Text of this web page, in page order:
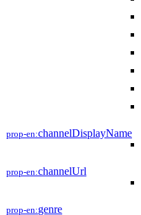
prop-en:channelDisplayName
prop-en:channelUrl
prop-en:genre